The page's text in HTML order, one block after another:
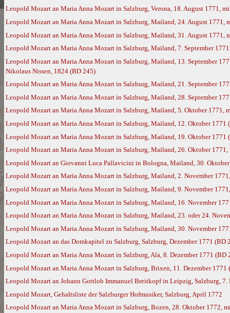
Leopold Mozart an Maria Anna Mozart in Salzburg, Verona, 18. August 1771,
Leopold Mozart an Maria Anna Mozart in Salzburg, Mailand, 24. August
Leopold Mozart an Maria Anna Mozart in Salzburg, Mailand, 31. August
Leopold Mozart an Maria Anna Mozart in Salzburg, Mailand, 7. September
Leopold Mozart an Maria Anna Mozart in Salzburg, Mailand, 13. September
Nikolaus Nissen, 1824 (BD 245)
Leopold Mozart an Maria Anna Mozart in Salzburg, Mailand, 21. September
Leopold Mozart an Maria Anna Mozart in Salzburg, Mailand, 28. September
Leopold Mozart an Maria Anna Mozart in Salzburg, Mailand, 5. Oktober 1771,
Leopold Mozart an Maria Anna Mozart in Salzburg, Mailand, 12. Oktober 1771
Leopold Mozart an Maria Anna Mozart in Salzburg, Mailand, 19. Oktober 1771
Leopold Mozart an Maria Anna Mozart in Salzburg, Mailand, 26. Oktober
Leopold Mozart an Giovanni Luca Pallavicini in Bologna, Mailand, 30.
Leopold Mozart an Maria Anna Mozart in Salzburg, Mailand, 2. November
Leopold Mozart an Maria Anna Mozart in Salzburg, Mailand, 9. November
Leopold Mozart an Maria Anna Mozart in Salzburg, Mailand, 16. November
Leopold Mozart an Maria Anna Mozart in Salzburg, Mailand, 23. oder 24.
Leopold Mozart an Maria Anna Mozart in Salzburg, Mailand, 30. November
Leopold Mozart an das Domkapitel zu Salzburg, Salzburg, Dezember 1771 (BD
Leopold Mozart an Maria Anna Mozart in Salzburg, Ala, 8. Dezember 1771 (BD
Leopold Mozart an Maria Anna Mozart in Salzburg, Brixen, 11. Dezember 1771
Leopold Mozart an Johann Gottlob Immanuel Breitkopf in Leipzig, Salzburg, 7.
Leopold Mozart, Gehaltsliste der Salzburger Hofmusiker, Salzburg, April 1772
Leopold Mozart an Maria Anna Mozart in Salzburg, Bozen, 28. Oktober 1772,